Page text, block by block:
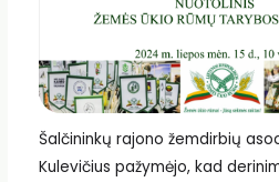
Šalčininkų rajono žemdirbių
Kulevičius pažymėjo, kad